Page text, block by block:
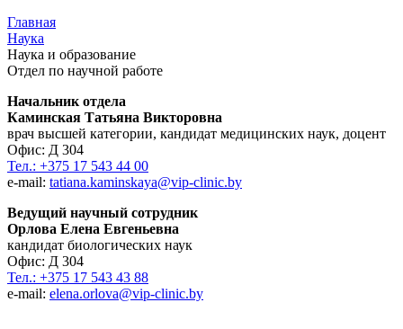
Главная
Наука
Наука и образование
Отдел по научной работе
Начальник отдела
Каминская Татьяна Викторовна
врач высшей категории, кандидат медицинских наук, доцент
Офис: Д 304
Тел.: +375 17 543 44 00
e-mail: tatiana.kaminskaya@vip-clinic.by
Ведущий научный сотрудник
Орлова Елена Евгеньевна
кандидат биологических наук
Офис: Д 304
Тел.: +375 17 543 43 88
e-mail: elena.orlova@vip-clinic.by